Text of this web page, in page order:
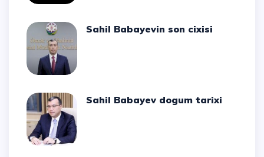
Sahil Babayevin son cixisi
Sahil Babayev dogum tarixi